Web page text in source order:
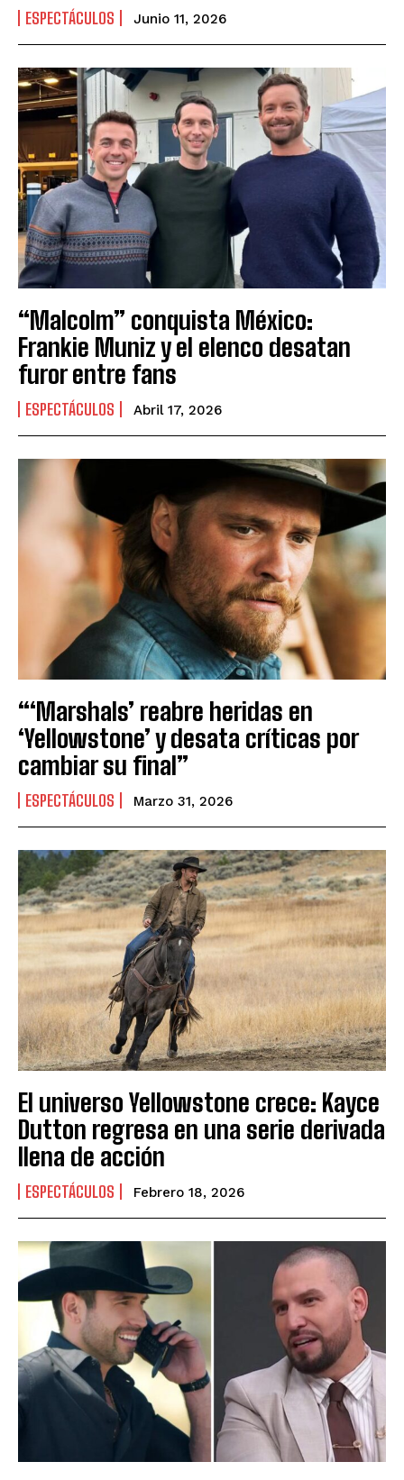
ESPECTÁCULOS Junio 11, 2026
“Malcolm” conquista México:
Frankie Muniz y el elenco desatan
furor entre fans
ESPECTÁCULOS Abril 17, 2026
“‘Marshals’ reabre heridas en
‘Yellowstone’ y desata críticas por
cambiar su final”
ESPECTÁCULOS Marzo 31, 2026
El universo Yellowstone crece: Kayce
Dutton regresa en una serie derivada
llena de acción
ESPECTÁCULOS Febrero 18, 2026